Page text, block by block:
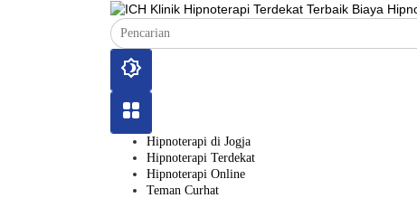
Hipnoterapi di Jogja
Hipnoterapi Terdekat
Hipnoterapi Online
Teman Curhat